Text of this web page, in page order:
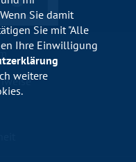
Sie damit
Sie mit "Alle
Ihre Einwilligung
weitere